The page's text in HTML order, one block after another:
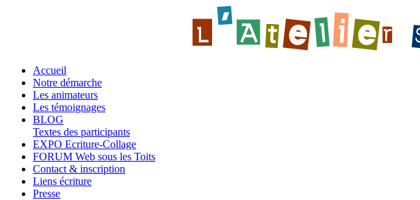
Accueil
Notre démarche
Les animateurs
Les témoignages
BLOG
Textes des participants
EXPO Ecriture-Collage
FORUM Web sous les Toits
Contact & inscription
Liens écriture
Presse